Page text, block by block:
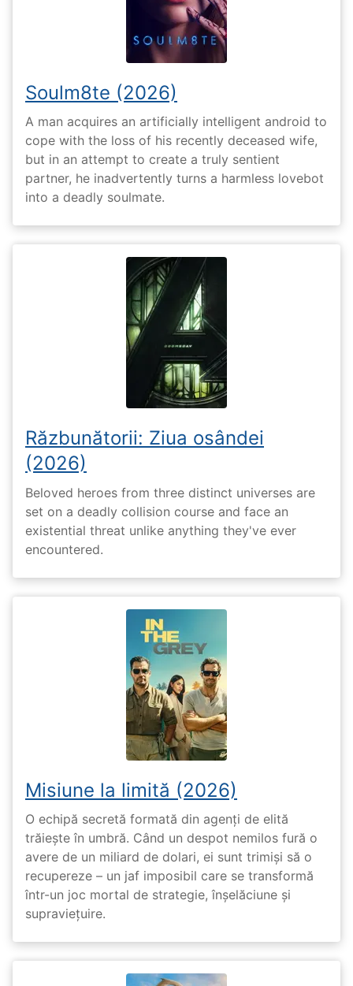
Soulm8te (2026)
A man acquires an artificially intelligent android to
cope with the loss of his recently deceased wife,
but in an attempt to create a truly sentient
partner, he inadvertently turns a harmless lovebot
into a deadly soulmate.
Răzbunătorii: Ziua osândei
(2026)
Beloved heroes from three distinct universes are
set on a deadly collision course and face an
existential threat unlike anything they've ever
encountered.
Misiune la limită (2026)
O echipă secretă formată din agenți de elită
trăiește în umbră. Când un despot nemilos fură o
avere de un miliard de dolari, ei sunt trimiși să o
recupereze – un jaf imposibil care se transformă
într-un joc mortal de strategie, înșelăciune și
supraviețuire.